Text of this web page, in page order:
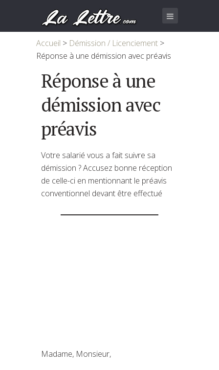
Accueil > Démission / Licenciement >
Réponse à une démission avec préavis
Réponse à une
démission avec
préavis
Votre salarié vous a fait suivre sa
démission ? Accusez bonne réception
de celle-ci en mentionnant le préavis
conventionnel devant être effectué
Madame, Monsieur,